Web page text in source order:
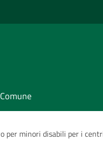
per minori disabili per i